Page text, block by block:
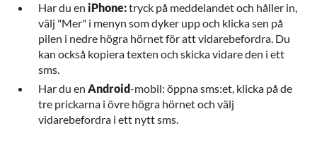
Har du eniPhone:tryck på meddelandet och håller in,
välj "Mer" i menyn som dyker upp och klicka sen på
pilen i nedre högra hörnet för att vidarebefordra. Du
kan också kopiera texten och skicka vidare den i ett
sms.
Har du enAndroid-mobil: öppna sms:et, klicka på de
tre prickarna i övre högra hörnet och välj
vidarebefordra i ett nytt sms.